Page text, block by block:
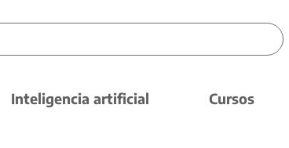
Inteligencia artificial Cursos